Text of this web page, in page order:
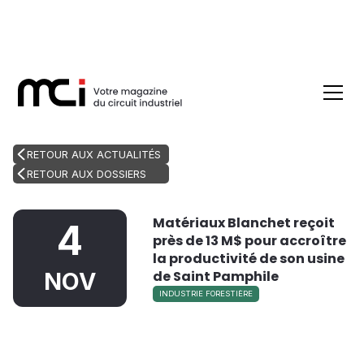
RETOUR AUX ACTUALITÉS
RETOUR AUX DOSSIERS
4
NOV
Matériaux Blanchet reçoit
près de 13 M$ pour accroître
la productivité de son usine
de Saint Pamphile
INDUSTRIE FORESTIÈRE